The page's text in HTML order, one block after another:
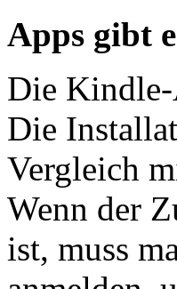
Apps gibt
Die
Die
Vergleich
Wenn der
ist, muss